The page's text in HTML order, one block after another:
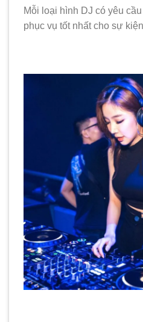
Mỗi loại hình DJ có yêu
phục vụ tốt nhất cho sự